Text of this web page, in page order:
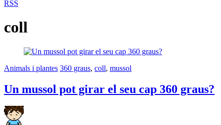
RSS
coll
Animals i plantes 360 graus, coll, mussol
Un mussol pot girar el seu cap 360 graus?